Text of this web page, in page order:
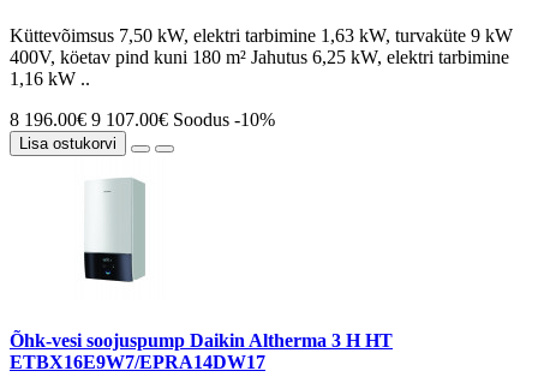
Küttevõimsus 7,50 kW, elektri tarbimine 1,63 kW, turvaküte 9 kW
400V, köetav pind kuni 180 m² Jahutus 6,25 kW, elektri tarbimine
1,16 kW ..
8 196.00€ 9 107.00€ Soodus -10%
Lisa ostukorvi
Õhk-vesi soojuspump Daikin Altherma 3 H HT
ETBX16E9W7/EPRA14DW17